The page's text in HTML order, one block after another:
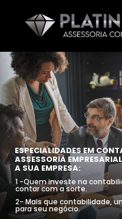
ESPECIALIDADES EM
ASSESSORIA
A SUA EMPRESA:
1 -Quem investe na
contar com a sorte.
2- Mais que contabilidade,
para seu negócio.